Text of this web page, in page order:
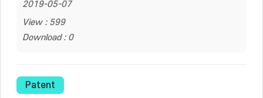
2019-05-07
View : 599
Download : 0
Patent